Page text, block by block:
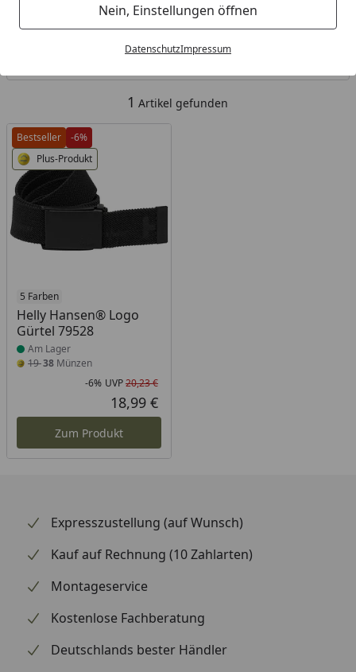
Nein, Einstellungen öffnen
DatenschutzImpressum
Kategorien
1 Artikel gefunden
Bestseller
-6%
Plus-Produkt
5 Farben
Helly Hansen® Logo
Gürtel 79528
Produkt am Lager
Am Lager
1938 Münzen
Rabatt in Prozent
-6%
Ursprünglicher Preis
UVP20,23 €
Aktueller Preis
18,99 €
Zum Produkt
Expresszustellung (auf Wunsch)
Kauf auf Rechnung (10 Zahlarten)
Montageservice
Kostenlose Fachberatung
Deutschlands bester Händler